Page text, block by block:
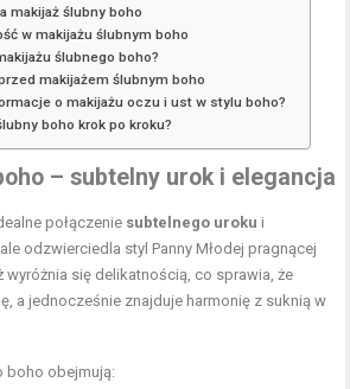
makijaż ślubny boho
w makijażu ślubnym boho
ślubnego boho?
makijażem ślubnym boho
o makijażu oczu i ust w stylu boho?
boho krok po kroku?
– subtelny urok i elegancja
połączenie subtelnego uroku i
odzwierciedla styl Panny Młodej pragnącej
wyróżnia się delikatnością, co sprawia, że
a jednocześnie znajduje harmonię z suknią w
boho obejmują: